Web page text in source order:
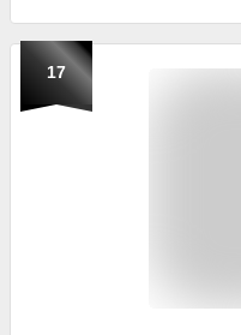
17